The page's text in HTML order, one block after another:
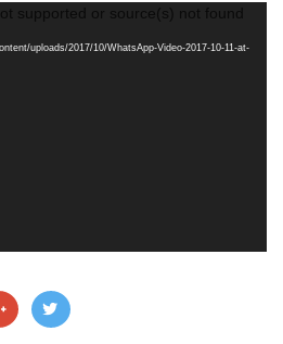
supported or source(s) not found
uploads/2017/10/WhatsApp-Video-2017-10-11-at-